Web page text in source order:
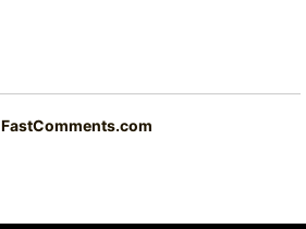
FastComments.com